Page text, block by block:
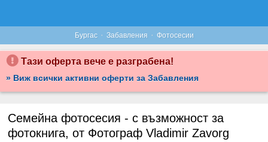
Бургас · Забавления · Фотосесии
Тази оферта вече е разграбена!
» Виж всички активни оферти за Забавления
Семейна фотосесия - с възможност за
фотокнига, от Фотограф Vladimir Zavorg